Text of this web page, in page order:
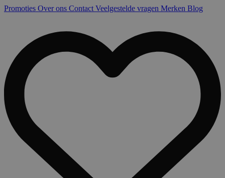
Promoties Over ons Contact Veelgestelde vragen Merken Blog